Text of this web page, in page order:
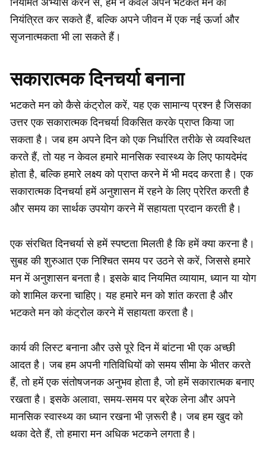
नियंत्रित कर सकते हैं, बल्कि अपने जीवन में एक नई ऊर्जा और
सृजनात्मकता भी ला सकते हैं।
सकारात्मक दिनचर्या बनाना
भटकते मन को कैसे कंट्रोल करें, यह एक सामान्य प्रश्न है जिसका
उत्तर एक सकारात्मक दिनचर्या विकसित करके प्राप्त किया जा
सकता है। जब हम अपने दिन को एक निर्धारित तरीके से व्यवस्थित
करते हैं, तो यह न केवल हमारे मानसिक स्वास्थ्य के लिए फायदेमंद
होता है, बल्कि हमारे लक्ष्य को प्राप्त करने में भी मदद करता है। एक
सकारात्मक दिनचर्या हमें अनुशासन में रहने के लिए प्रेरित करती है
और समय का सार्थक उपयोग करने में सहायता प्रदान करती है।
एक संरचित दिनचर्या से हमें स्पष्टता मिलती है कि हमें क्या करना है।
सुबह की शुरुआत एक निश्चित समय पर उठने से करें, जिससे हमारे
मन में अनुशासन बनता है। इसके बाद नियमित व्यायाम, ध्यान या योग
को शामिल करना चाहिए। यह हमारे मन को शांत करता है और
भटकते मन को कंट्रोल करने में सहायता करता है।
कार्य की लिस्ट बनाना और उसे पूरे दिन में बांटना भी एक अच्छी
आदत है। जब हम अपनी गतिविधियों को समय सीमा के भीतर करते
हैं, तो हमें एक संतोषजनक अनुभव होता है, जो हमें सकारात्मक बनाए
रखता है। इसके अलावा, समय-समय पर ब्रेक लेना और अपने
मानसिक स्वास्थ्य का ध्यान रखना भी ज़रूरी है। जब हम खुद को
थका देते हैं, तो हमारा मन अधिक भटकने लगता है।